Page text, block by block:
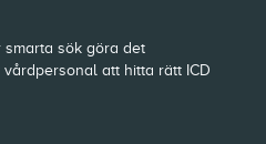
sök göra det
att hitta rätt ICD